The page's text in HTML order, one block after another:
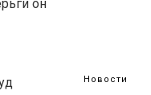
он
Новости